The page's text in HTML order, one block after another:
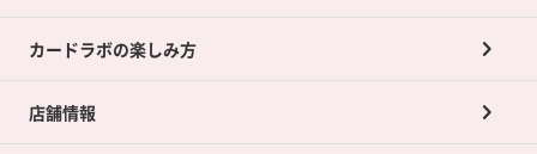
カードラボの楽しみ方
店舗情報